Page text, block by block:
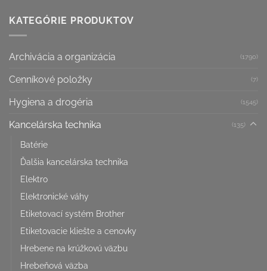
KATEGÓRIE PRODUKTOV
Archivácia a organizácia (1790)
Cenníkové položky (7)
Hygiena a drogéria (1545)
Kancelárska technika (135)
Batérie
Ďalšia kancelárska technika
Elektro
Elektronické váhy
Etiketovací systém Brother
Etiketovacie kliešte a cenovky
Hrebene na krúžkovú väzbu
Hrebeňová väzba